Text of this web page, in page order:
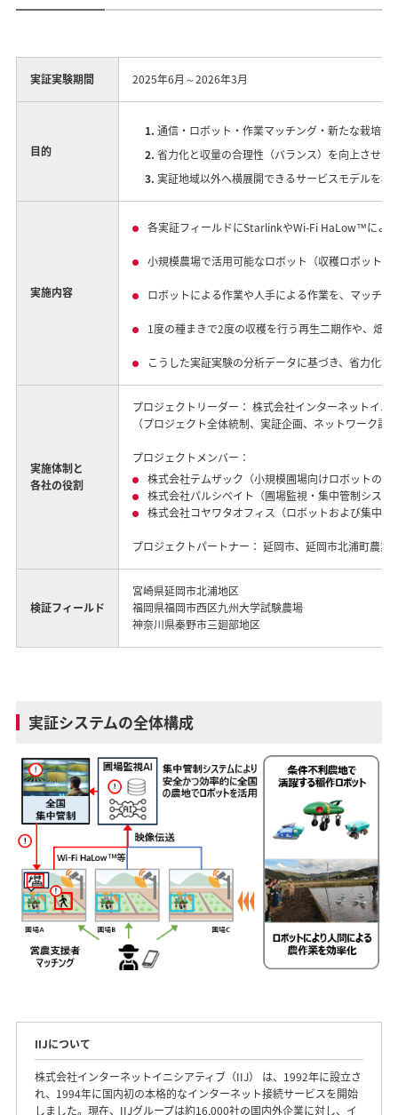
実証実験期間 2025年6月～2026年3月
目的
通信・ロボット・作業マッチング・新たな栽培
省力化と収量の合理性（バランス）を向上させ
実証地域以外へ横展開できるサービスモデルを構
実施内容
各実証フィールドにStarlinkやWi-Fi HaLow™によ
小規模農場で活用可能なロボット（収穫ロボット
ロボットによる作業や人手による作業を、マッチ
1度の種まきで2度の収穫を行う再生二期作や、畑
こうした実証実験の分析データに基づき、省力化
実施体制と
各社の役割
プロジェクトリーダー： 株式会社インターネットイニ
（プロジェクト全体統制、実証企画、ネットワーク設
プロジェクトメンバー：
株式会社テムザック（小規模圃場向けロボットの
株式会社パルシベイト（圃場監視・集中管制シス
株式会社コヤワタオフィス（ロボットおよび集中
プロジェクトパートナー： 延岡市、延岡市北浦町農業
検証フィールド
宮崎県延岡市北浦地区
福岡県福岡市西区九州大学試験農場
神奈川県秦野市三廻部地区
実証システムの全体構成
IIJについて
株式会社インターネットイニシアティブ（IIJ） は、1992年に設立さ
れ、1994年に国内初の本格的なインターネット接続サービスを開始
しました。現在、IIJグループは約16,000社の国内外企業に対し、イ